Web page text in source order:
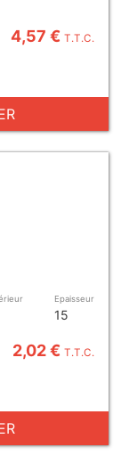
4,57 €T.T.C.
Epaisseur
15
2,02 €T.T.C.